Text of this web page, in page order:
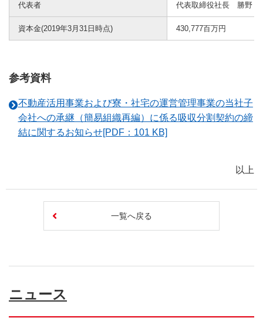
代表者 代表取締役社長 勝野
資本金(2019年3月31日時点) 430,777百万円
参考資料
不動産活用事業および寮・社宅の運営管理事業の当社子
会社への承継（簡易組織再編）に係る吸収分割契約の締
結に関するお知らせ[PDF：101 KB]
以上
一覧へ戻る
ニュース